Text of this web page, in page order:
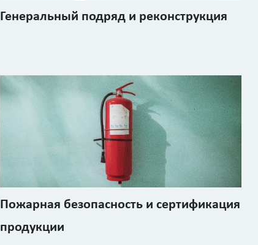
Генеральный подряд и реконструкция
Пожарная безопасность и сертификация
продукции